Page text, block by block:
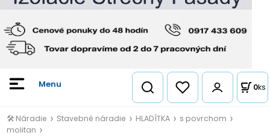
0ks
🛠️ Náradie Stavebné náradie HLADÍTKA
s povrchom
molitan